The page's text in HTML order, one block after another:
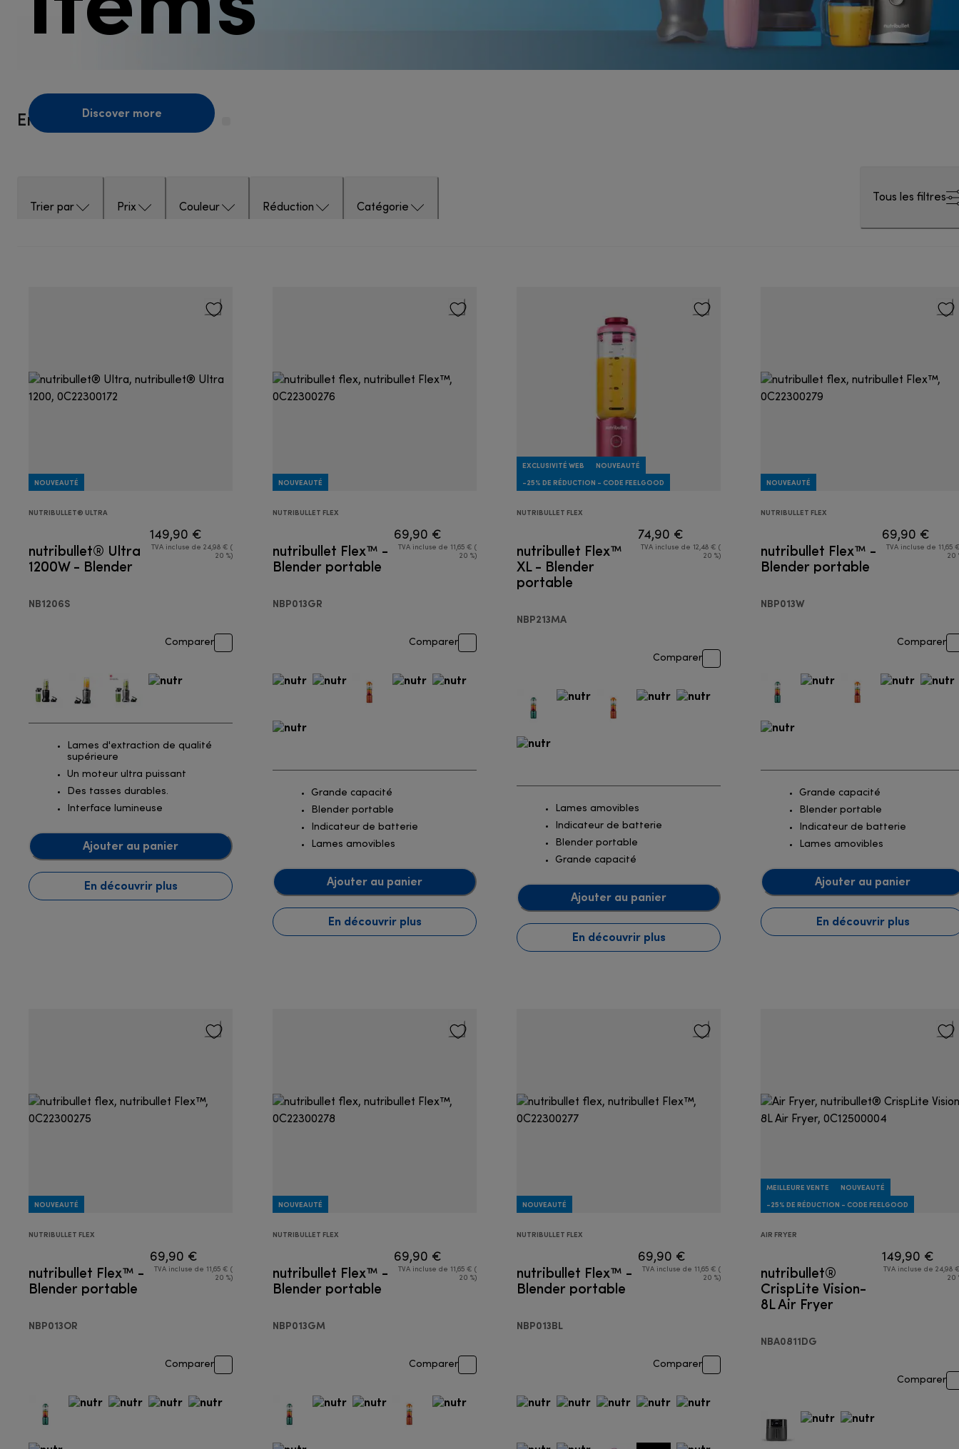
Discover more
Employee Sales General
Trier par Prix Couleur Réduction Catégorie
Tous les filtres
NOUVEAUTÉ
NUTRIBULLET® ULTRA
nutribullet® Ultra
1200W - Blender
NB1206S
149,90 €
TVA incluse de 24,98 € (
20 %)
Comparer
Lames d'extraction de qualité
supérieure
Un moteur ultra puissant
Des tasses durables.
Interface lumineuse
Ajouter au panier
En découvrir plus
NOUVEAUTÉ
NUTRIBULLET FLEX
nutribullet Flex™ -
Blender portable
NBP013GR
69,90 €
TVA incluse de 11,65 € (
20 %)
Comparer
Grande capacité
Blender portable
Indicateur de batterie
Lames amovibles
Ajouter au panier
En découvrir plus
EXCLUSIVITÉ WEB
NOUVEAUTÉ
-25% DE RÉDUCTION - CODE FEELGOOD
NUTRIBULLET FLEX
nutribullet Flex™
XL - Blender
portable
NBP213MA
74,90 €
TVA incluse de 12,48 € (
20 %)
Comparer
Lames amovibles
Indicateur de batterie
Blender portable
Grande capacité
Ajouter au panier
En découvrir plus
NOUVEAUTÉ
NUTRIBULLET FLEX
nutribullet Flex™ -
Blender portable
NBP013W
69,90 €
TVA incluse de 11,65
20
Comparer
Grande capacité
Blender portable
Indicateur de batterie
Lames amovibles
Ajouter au panier
En découvrir plus
NOUVEAUTÉ
NUTRIBULLET FLEX
nutribullet Flex™ -
Blender portable
NBP013OR
69,90 €
TVA incluse de 11,65 € (
20 %)
Comparer
NOUVEAUTÉ
NUTRIBULLET FLEX
nutribullet Flex™ -
Blender portable
NBP013GM
69,90 €
TVA incluse de 11,65 € (
20 %)
Comparer
NOUVEAUTÉ
NUTRIBULLET FLEX
nutribullet Flex™ -
Blender portable
NBP013BL
69,90 €
TVA incluse de 11,65 € (
20 %)
Comparer
MEILLEURE VENTE
NOUVEAUTÉ
-25% DE RÉDUCTION - CODE FEELGOOD
AIR FRYER
nutribullet®
CrispLite Vision-
8L Air Fryer
NBA0811DG
149,90 €
TVA incluse de 24,98
20
Comparer